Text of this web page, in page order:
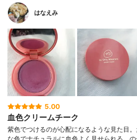
はなえみ
5.00
血色クリームチーク
紫色でつけるのが心配になるような見た目